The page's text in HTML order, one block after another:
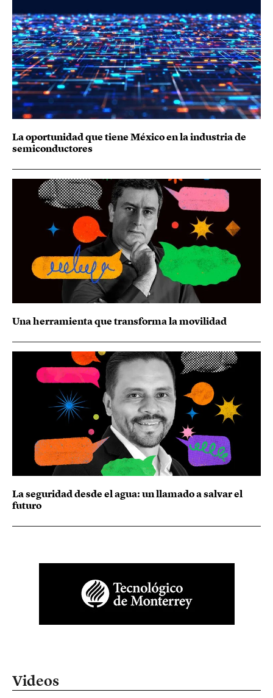
La oportunidad que tiene México en la industria de
semiconductores
Una herramienta que transforma la movilidad
La seguridad desde el agua: un llamado a salvar el
futuro
Videos